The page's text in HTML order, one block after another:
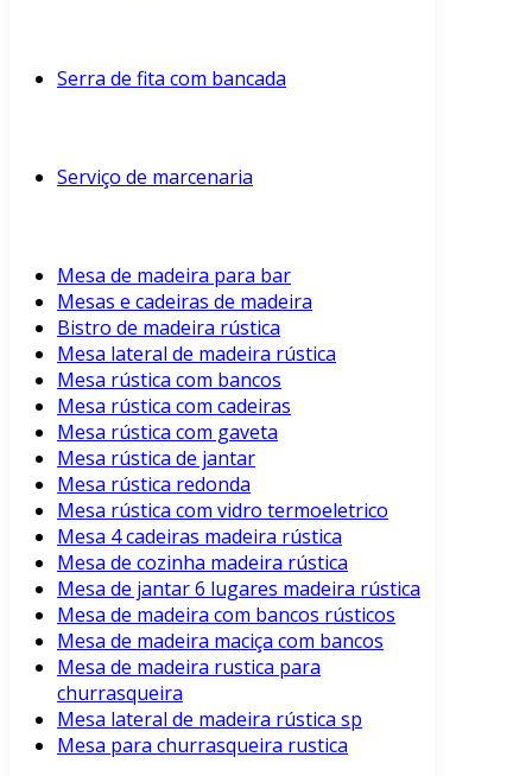
Serra de fita com bancada
Serviço de marcenaria
Mesa de madeira para bar
Mesas e cadeiras de madeira
Bistro de madeira rústica
Mesa lateral de madeira rústica
Mesa rústica com bancos
Mesa rústica com cadeiras
Mesa rústica com gaveta
Mesa rústica de jantar
Mesa rústica redonda
Mesa rústica com vidro termoeletrico
Mesa 4 cadeiras madeira rústica
Mesa de cozinha madeira rústica
Mesa de jantar 6 lugares madeira rústica
Mesa de madeira com bancos rústicos
Mesa de madeira maciça com bancos
Mesa de madeira rustica para
churrasqueira
Mesa lateral de madeira rústica sp
Mesa para churrasqueira rustica